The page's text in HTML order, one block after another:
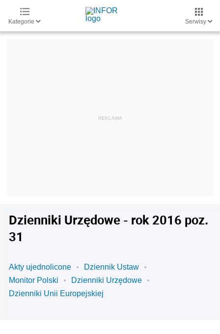
Kategorie Serwisy
Dzienniki Urzędowe - rok 2016 poz.
31
Akty ujednolicone
Dziennik Ustaw
Monitor Polski
Dzienniki Urzędowe
Dzienniki Unii Europejskiej